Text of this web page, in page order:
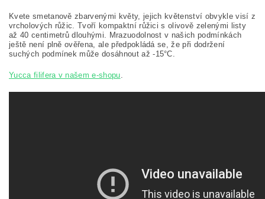
Kvete smetanově zbarvenými květy, jejich květenství obvykle visí z
vrcholových růžic. Tvoří kompaktní růžici s olivově zelenými listy
až 40 centimetrů dlouhými. Mrazuodolnost v našich podmínkách
ještě není plně ověřena, ale předpokládá se, že při dodržení
suchých podmínek může dosáhnout až -15°C.
Yucca filifera v našem e-shopu.